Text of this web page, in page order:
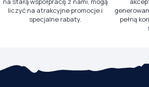
liczyć na atrakcyjne promocje i
specjalne rabaty.
pełną